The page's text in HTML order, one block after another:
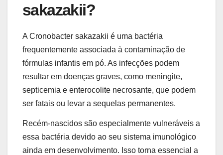
sakazakii?
A Cronobacter sakazakii é uma bactéria
frequentemente associada à contaminação de
fórmulas infantis em pó. As infecções podem
resultar em doenças graves, como meningite,
septicemia e enterocolite necrosante, que podem
ser fatais ou levar a sequelas permanentes.
Recém-nascidos são especialmente vulneráveis a
essa bactéria devido ao seu sistema imunológico
ainda em desenvolvimento. Isso torna essencial a